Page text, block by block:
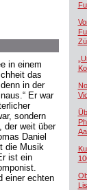
in einem
das
in der
Er war
sondern
der weit über
Daniel
die Musik
ist ein
einer echten